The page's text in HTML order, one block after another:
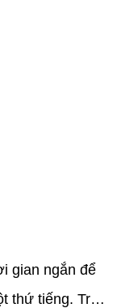
gian ngắn để
thứ tiếng. Trái